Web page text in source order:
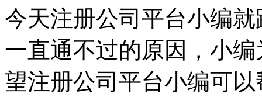
今天注册公司平台小编
一直通不过的原因，小
望注册公司平台小编可